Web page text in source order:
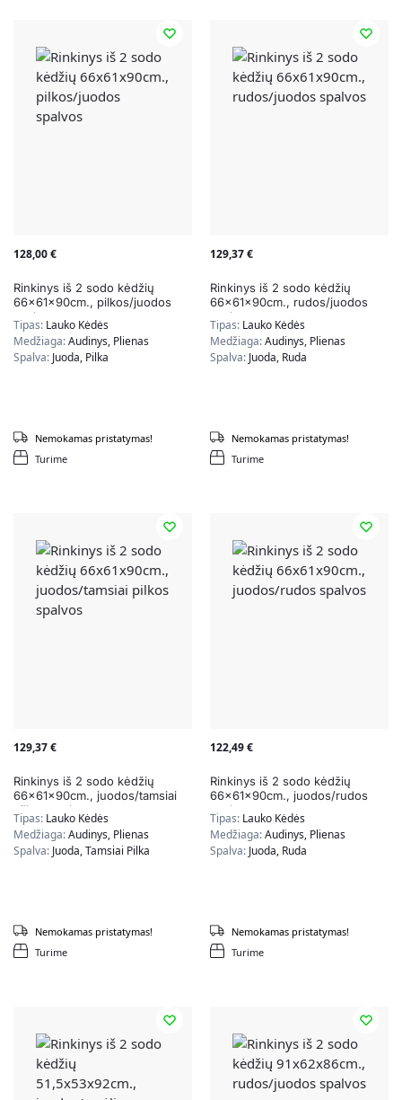
128,00€
Rinkinys iš 2 sodo kėdžių
66x61x90cm., pilkos/juodos
spalvos
Tipas: Lauko Kėdės
Medžiaga:Audinys, Plienas
Spalva: Juoda, Pilka
Turime
Nemokamas pristatymas!
129,37€
Rinkinys iš 2 sodo kėdžių
66x61x90cm., rudos/juodos
spalvos
Tipas: Lauko Kėdės
Medžiaga:Audinys, Plienas
Spalva: Juoda, Ruda
Turime
Nemokamas pristatymas!
129,37€
Rinkinys iš 2 sodo kėdžių
66x61x90cm., juodos/tamsiai
pilkos spalvos
Tipas: Lauko Kėdės
Medžiaga:Audinys, Plienas
Spalva: Juoda, Tamsiai Pilka
Turime
Nemokamas pristatymas!
122,49€
Rinkinys iš 2 sodo kėdžių
66x61x90cm., juodos/rudos
spalvos
Tipas: Lauko Kėdės
Medžiaga:Audinys, Plienas
Spalva: Juoda, Ruda
Turime
Nemokamas pristatymas!